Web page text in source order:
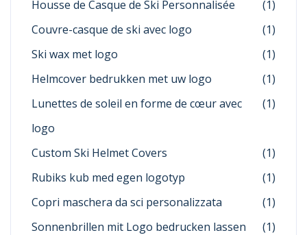
Housse de Casque de Ski Personnalisée
(1)
Couvre-casque de ski avec logo
(1)
Ski wax met logo
(1)
Helmcover bedrukken met uw logo
(1)
Lunettes de soleil en forme de cœur avec
logo
(1)
Custom Ski Helmet Covers
(1)
Rubiks kub med egen logotyp
(1)
Copri maschera da sci personalizzata
(1)
Sonnenbrillen mit Logo bedrucken lassen
(1)